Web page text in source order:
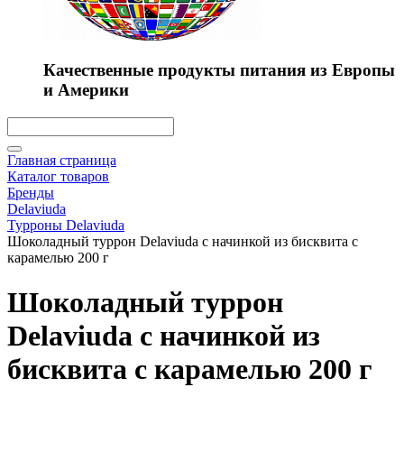
Качественные продукты питания из Европы
и Америки
Главная страница
Каталог товаров
Бренды
Delaviuda
Турроны Delaviuda
Шоколадный туррон Delaviuda с начинкой из бисквита с
карамелью 200 г
Шоколадный туррон
Delaviuda с начинкой из
бисквита с карамелью 200 г